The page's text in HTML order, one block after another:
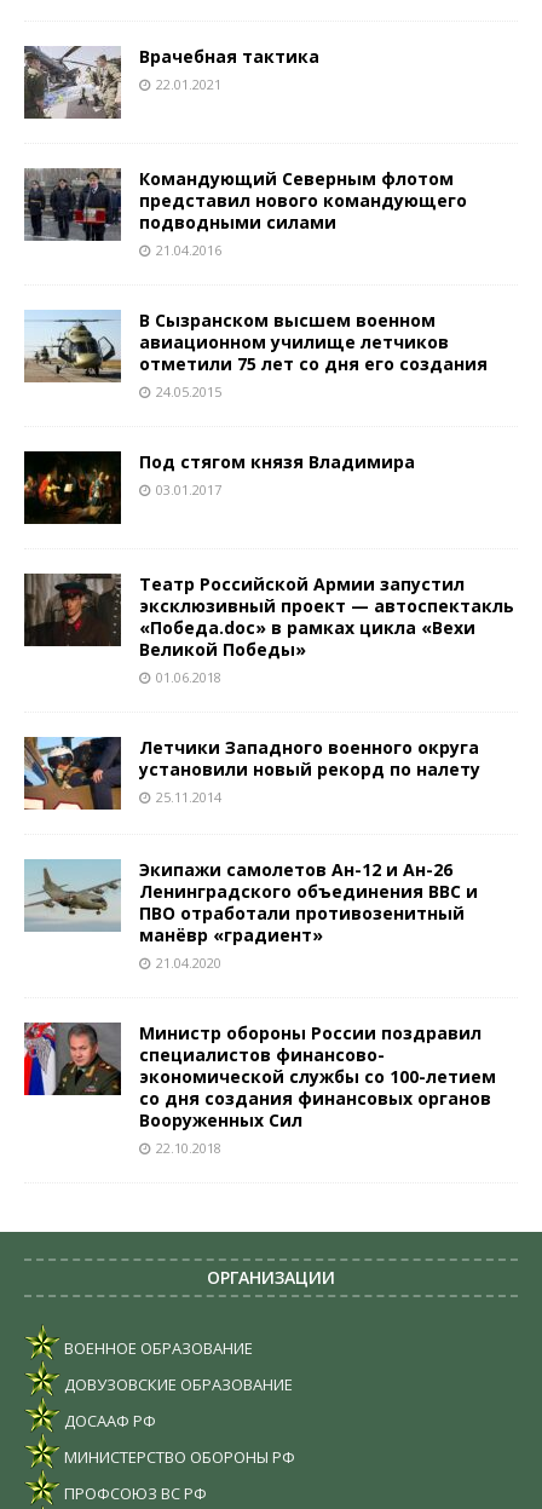
Врачебная тактика
22.01.2021
Командующий Северным флотом
представил нового командующего
подводными силами
21.04.2016
В Сызранском высшем военном
авиационном училище летчиков
отметили 75 лет со дня его создания
24.05.2015
Под стягом князя Владимира
03.01.2017
Театр Российской Армии запустил
эксклюзивный проект — автоспектакль
«Победа.doc» в рамках цикла «Вехи
Великой Победы»
01.06.2018
Летчики Западного военного округа
установили новый рекорд по налету
25.11.2014
Экипажи самолетов Ан-12 и Ан-26
Ленинградского объединения ВВС и
ПВО отработали противозенитный
манёвр «градиент»
21.04.2020
Министр обороны России поздравил
специалистов финансово-
экономической службы со 100-летием
со дня создания финансовых органов
Вооруженных Сил
22.10.2018
ОРГАНИЗАЦИИ
ВОЕННОЕ ОБРАЗОВАНИЕ
ДОВУЗОВСКИЕ ОБРАЗОВАНИЕ
ДОСААФ РФ
МИНИСТЕРСТВО ОБОРОНЫ РФ
ПРОФСОЮЗ ВС РФ